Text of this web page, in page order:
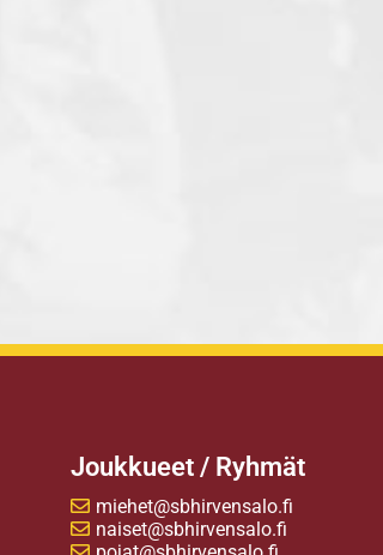
Joukkueet / Ryhmät
miehet@sbhirvensalo.fi
naiset@sbhirvensalo.fi